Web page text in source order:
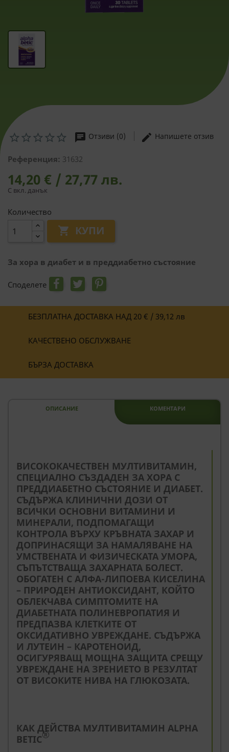
chat Отзиви (0) edit Напишете отзив
Референция: 31632
14,20 € / 27,77 лв.
С вкл. данък
Количество
 КУПИ
За хора в диабет и в преддиабетно състояние
Споделете
БЕЗПЛАТНА ДОСТАВКА НАД 20 € / 39,12 лв
КАЧЕСТВЕНО ОБСЛУЖВАНЕ
БЪРЗА ДОСТАВКА
ОПИСАНИЕ КОМЕНТАРИ
ВИСОКОКАЧЕСТВЕН МУЛТИВИТАМИН,
СПЕЦИАЛНО СЪЗДАДЕН ЗА ХОРА С
ПРЕДДИАБЕТНО СЪСТОЯНИЕ И ДИАБЕТ.
СЪДЪРЖА КЛИНИЧНИ ДОЗИ ОТ
ВСИЧКИ ОСНОВНИ ВИТАМИНИ И
МИНЕРАЛИ, ПОДПОМАГАЩИ
КОНТРОЛА ВЪРХУ КРЪВНАТА ЗАХАР И
ДОПРИНАСЯЩИ ЗА НАМАЛЯВАНЕ НА
УМСТВЕНАТА И ФИЗИЧЕСКАТА УМОРА,
СЪПЪТСТВАЩА ЗАХАРНАТА БОЛЕСТ.
ОБОГАТЕН С АЛФА-ЛИПОЕВА КИСЕЛИНА
– ПРИРОДЕН АНТИОКСИДАНТ, КОЙТО
ОБЛЕКЧАВА СИМПТОМИТЕ НА
ДИАБЕТНАТА ПОЛИНЕВРОПАТИЯ И
ПРЕДПАЗВА КЛЕТКИТЕ ОТ
ОКСИДАТИВНО УВРЕЖДАНЕ. СЪДЪРЖА
И ЛУТЕИН – КАРОТЕНОИД,
ОСИГУРЯВАЩ МОЩНА ЗАЩИТА СРЕЩУ
УВРЕЖДАНЕ НА ЗРЕНИЕТО В РЕЗУЛТАТ
ОТ ВИСОКИТЕ НИВА НА ГЛЮКОЗАТА.
КАК ДЕЙСТВА МУЛТИВИТАМИН ALPHA
BETIC®